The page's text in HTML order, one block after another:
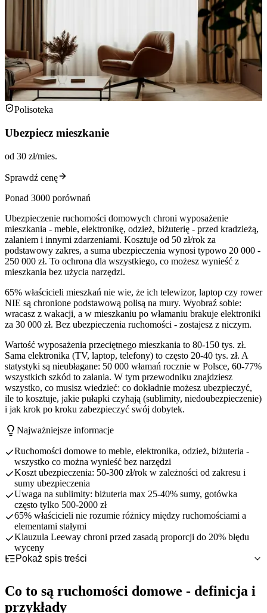
Polisoteka
Ubezpiecz mieszkanie
od 30 zł/mies.
Sprawdź cenę
Ponad 3000 porównań
Ubezpieczenie ruchomości domowych chroni wyposażenie
mieszkania - meble, elektronikę, odzież, biżuterię - przed kradzieżą,
zalaniem i innymi zdarzeniami. Kosztuje od 50 zł/rok za
podstawowy zakres, a suma ubezpieczenia wynosi typowo 20 000 -
250 000 zł. To ochrona dla wszystkiego, co możesz wynieść z
mieszkania bez użycia narzędzi.
65% właścicieli mieszkań nie wie, że ich telewizor, laptop czy rower
NIE są chronione podstawową polisą na mury. Wyobraź sobie:
wracasz z wakacji, a w mieszkaniu po włamaniu brakuje elektroniki
za 30 000 zł. Bez ubezpieczenia ruchomości - zostajesz z niczym.
Wartość wyposażenia przeciętnego mieszkania to 80-150 tys. zł.
Sama elektronika (TV, laptop, telefony) to często 20-40 tys. zł. A
statystyki są nieubłagane: 50 000 włamań rocznie w Polsce, 60-77%
wszystkich szkód to zalania. W tym przewodniku znajdziesz
wszystko, co musisz wiedzieć: co dokładnie możesz ubezpieczyć,
ile to kosztuje, jakie pułapki czyhają (sublimity, niedoubezpieczenie)
i jak krok po kroku zabezpieczyć swój dobytek.
Najważniejsze informacje
Ruchomości domowe to meble, elektronika, odzież, biżuteria -
wszystko co można wynieść bez narzędzi
Koszt ubezpieczenia: 50-300 zł/rok w zależności od zakresu i
sumy ubezpieczenia
Uwaga na sublimity: biżuteria max 25-40% sumy, gotówka
często tylko 500-2000 zł
65% właścicieli nie rozumie różnicy między ruchomościami a
elementami stałymi
Klauzula Leeway chroni przed zasadą proporcji do 20% błędu
wyceny
Pokaż spis treści
Przykłady ruchomości domowych
Gdzie są chronione ruchomości
Tabela: ruchomości vs elementy stałe
Graniczne przypadki - pralka, AGD, meble
Co obejmuje ubezpieczenie ruchomości domowych
Ryzyka nazwane - co jest chronione
Ile kosztuje ubezpieczenie ruchomości domowych
Co to są ruchomości domowe - definicja i
przykłady